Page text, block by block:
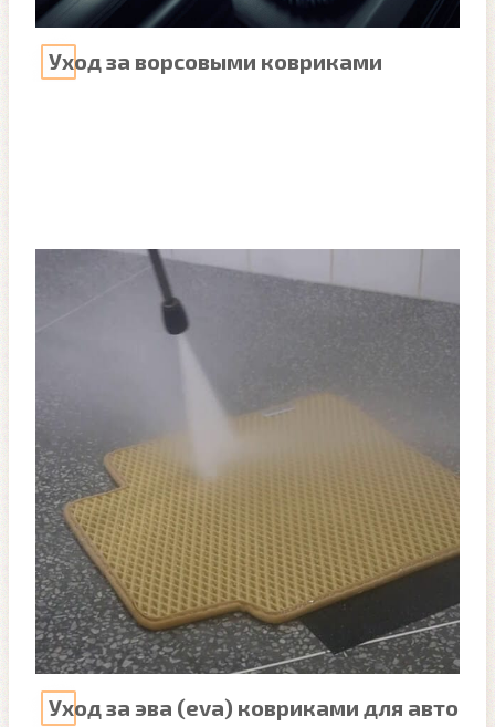
Уход за ворсовыми ковриками
Уход за эва (eva) ковриками для авто